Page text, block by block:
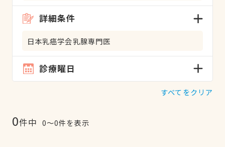
詳細条件
日本乳癌学会乳腺専門医
診療曜日
すべてをクリア
0件中 0〜0件を表示